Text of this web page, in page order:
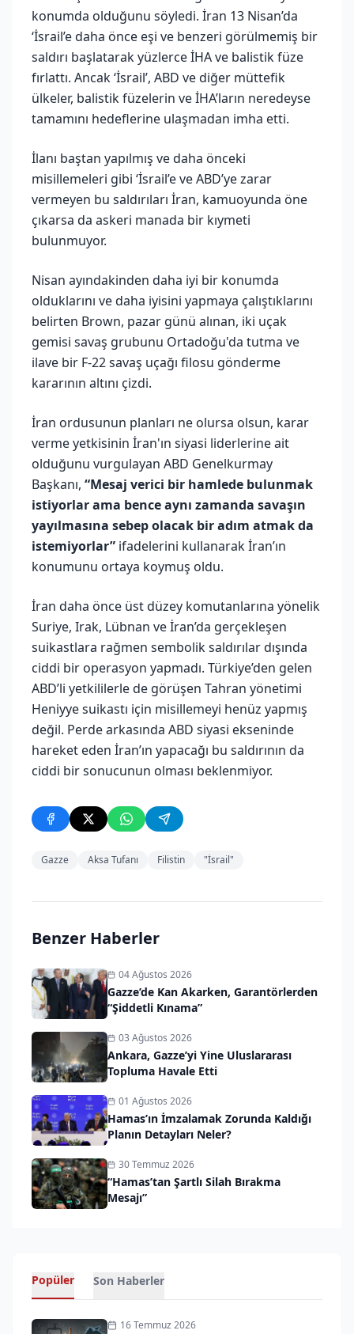
konumda olduğunu söyledi. İran 13 Nisan’da
‘İsrail’e daha önce eşi ve benzeri görülmemiş bir
saldırı başlatarak yüzlerce İHA ve balistik füze
fırlattı. Ancak ‘İsrail’, ABD ve diğer müttefik
ülkeler, balistik füzelerin ve İHA’ların neredeyse
tamamını hedeflerine ulaşmadan imha etti.
İlanı baştan yapılmış ve daha önceki
misillemeleri gibi ‘İsrail’e ve ABD’ye zarar
vermeyen bu saldırıları İran, kamuoyunda öne
çıkarsa da askeri manada bir kıymeti
bulunmuyor.
Nisan ayındakinden daha iyi bir konumda
olduklarını ve daha iyisini yapmaya çalıştıklarını
belirten Brown, pazar günü alınan, iki uçak
gemisi savaş grubunu Ortadoğu'da tutma ve
ilave bir F-22 savaş uçağı filosu gönderme
kararının altını çizdi.
İran ordusunun planları ne olursa olsun, karar
verme yetkisinin İran'ın siyasi liderlerine ait
olduğunu vurgulayan ABD Genelkurmay
Başkanı, “Mesaj verici bir hamlede bulunmak
istiyorlar ama bence aynı zamanda savaşın
yayılmasına sebep olacak bir adım atmak da
istemiyorlar” ifadelerini kullanarak İran’ın
konumunu ortaya koymuş oldu.
İran daha önce üst düzey komutanlarına yönelik
Suriye, Irak, Lübnan ve İran’da gerçekleşen
suikastlara rağmen sembolik saldırılar dışında
ciddi bir operasyon yapmadı. Türkiye’den gelen
ABD’li yetkililerle de görüşen Tahran yönetimi
Heniyye suikastı için misillemeyi henüz yapmış
değil. Perde arkasında ABD siyasi ekseninde
hareket eden İran’ın yapacağı bu saldırının da
ciddi bir sonucunun olması beklenmiyor.
Gazze Aksa Tufanı Filistin "İsrail"
Benzer Haberler
04 Ağustos 2026
Gazze’de Kan Akarken, Garantörlerden
“Şiddetli Kınama”
03 Ağustos 2026
Ankara, Gazze’yi Yine Uluslararası
Topluma Havale Etti
01 Ağustos 2026
Hamas’ın İmzalamak Zorunda Kaldığı
Planın Detayları Neler?
30 Temmuz 2026
“Hamas’tan Şartlı Silah Bırakma
Mesajı”
Popüler Son Haberler
16 Temmuz 2026